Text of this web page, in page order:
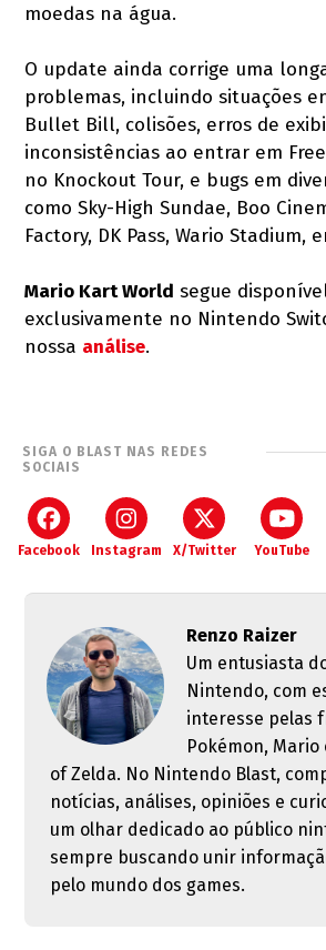
moedas na água.
O update ainda corrige uma
problemas, incluindo situações
Bullet Bill, colisões, erros de
inconsistências ao entrar em
no Knockout Tour, e bugs em
como Sky-High Sundae, Boo
Factory, DK Pass, Wario Stadium,
Mario Kart World segue
exclusivamente no Nintendo
nossa análise.
SIGA O BLAST NAS REDES
SOCIAIS
Facebook Instagram X/Twitter YouTube
Renzo Raizer
Um entusiasta
Nintendo, com
interesse pelas
Pokémon, Mario
of Zelda. No Nintendo Blast,
notícias, análises, opiniões e
um olhar dedicado ao público
sempre buscando unir
pelo mundo dos games.